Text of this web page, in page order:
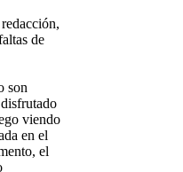
de
son
viendo
en el
el